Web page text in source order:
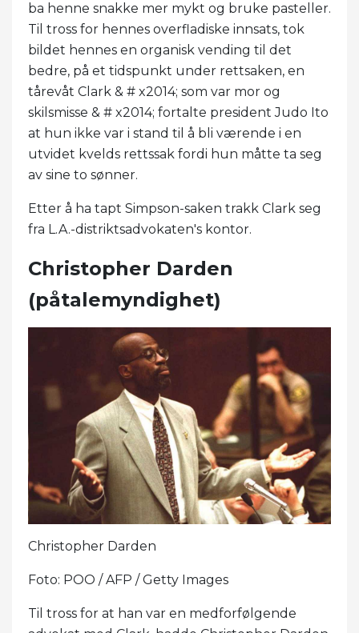
ba henne snakke mer mykt og bruke pasteller.
Til tross for hennes overfladiske innsats, tok
bildet hennes en organisk vending til det
bedre, på et tidspunkt under rettsaken, en
tårevåt Clark & ​​# x2014; som var mor og
skilsmisse & # x2014; fortalte president Judo Ito
at hun ikke var i stand til å bli værende i en
utvidet kvelds rettssak fordi hun måtte ta seg
av sine to sønner.
Etter å ha tapt Simpson-saken trakk Clark seg
fra L.A.-distriktsadvokaten's kontor.
Christopher Darden
(påtalemyndighet)
Christopher Darden
Foto: POO / AFP / Getty Images
Til tross for at han var en medforfølgende